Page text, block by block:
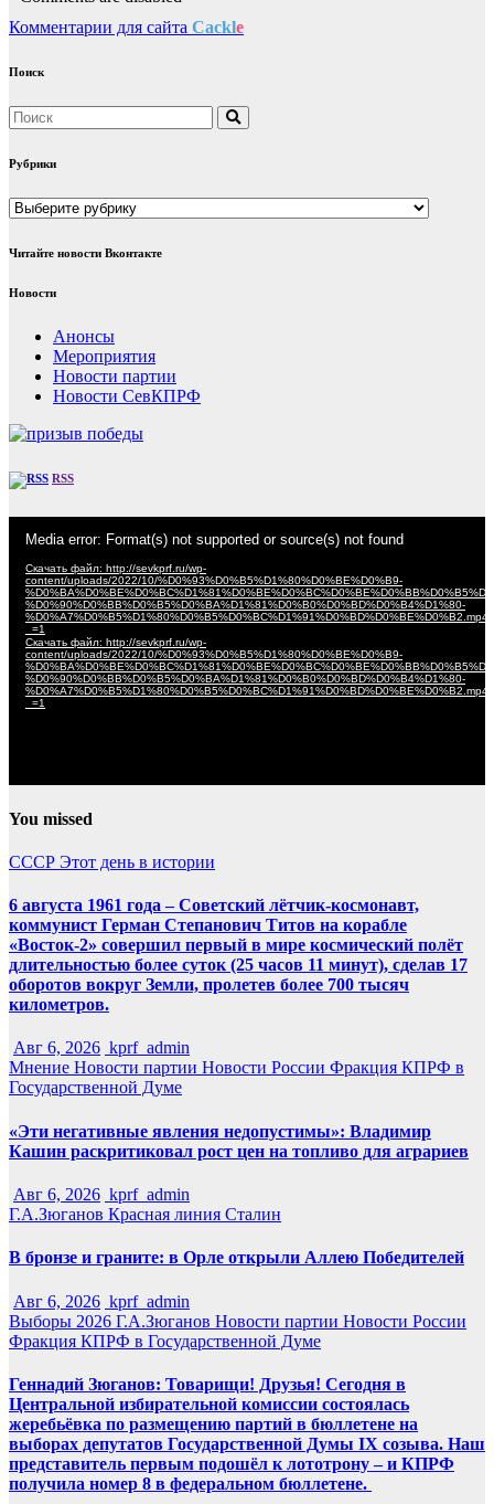
Комментарии для сайта Cackle
Поиск
Рубрики
Рубрики
Читайте новости Вконтакте
Новости
Анонсы
Мероприятия
Новости партии
Новости СевКПРФ
RSS
Media error: Format(s) not supported or source(s) not found
Скачать файл: http://sevkprf.ru/wp-
content/uploads/2022/10/%D0%93%D0%B5%D1%80%D0%BE%D0%B9-
%D0%90%D0%BB%D0%B5%D0%BA%D1%81%D0%B0%D0%BD%D0%B4%D1%80-
%D0%A7%D0%B5%D1%80%D0%B5%D0%BC%D1%91%D0%BD%D0%BE%D0%B2.mp4?
_=1
Скачать файл: http://sevkprf.ru/wp-
content/uploads/2022/10/%D0%93%D0%B5%D1%80%D0%BE%D0%B9-
%D0%90%D0%BB%D0%B5%D0%BA%D1%81%D0%B0%D0%BD%D0%B4%D1%80-
%D0%A7%D0%B5%D1%80%D0%B5%D0%BC%D1%91%D0%BD%D0%BE%D0%B2.mp4?
_=1
You missed
СССР Этот день в истории
6 августа 1961 года – Советский лётчик-космонавт,
коммунист Герман Степанович Титов на корабле
«Восток-2» совершил первый в мире космический полёт
длительностью более суток (25 часов 11 минут), сделав 17
оборотов вокруг Земли, пролетев более 700 тысяч
километров.
Авг 6, 2026 kprf_admin
Мнение Новости партии Новости России Фракция КПРФ в
Государственной Думе
«Эти негативные явления недопустимы»: Владимир
Кашин раскритиковал рост цен на топливо для аграриев
Авг 6, 2026 kprf_admin
Г.А.Зюганов Красная линия Сталин
В бронзе и граните: в Орле открыли Аллею Победителей
Авг 6, 2026 kprf_admin
Выборы 2026 Г.А.Зюганов Новости партии Новости России
Фракция КПРФ в Государственной Думе
Геннадий Зюганов: Товарищи! Друзья! Сегодня в
Центральной избирательной комиссии состоялась
жеребьёвка по размещению партий в бюллетене на
выборах депутатов Государственной Думы IX созыва. Наш
представитель первым подошёл к лототрону – и КПРФ
получила номер 8 в федеральном бюллетене.